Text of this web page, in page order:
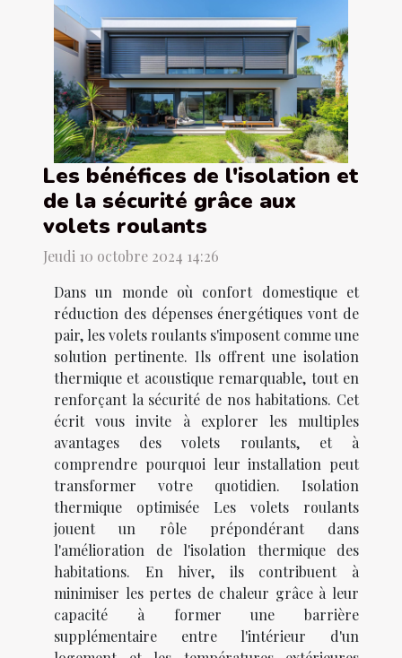
Les bénéfices de l'isolation et
de la sécurité grâce aux
volets roulants
Jeudi 10 octobre 2024 14:26
Dans un monde où confort domestique et
réduction des dépenses énergétiques vont de
pair, les volets roulants s'imposent comme une
solution pertinente. Ils offrent une isolation
thermique et acoustique remarquable, tout en
renforçant la sécurité de nos habitations. Cet
écrit vous invite à explorer les multiples
avantages des volets roulants, et à
comprendre pourquoi leur installation peut
transformer votre quotidien. Isolation
thermique optimisée Les volets roulants
jouent un rôle prépondérant dans
l'amélioration de l'isolation thermique des
habitations. En hiver, ils contribuent à
minimiser les pertes de chaleur grâce à leur
capacité à former une barrière
supplémentaire entre l'intérieur d'un